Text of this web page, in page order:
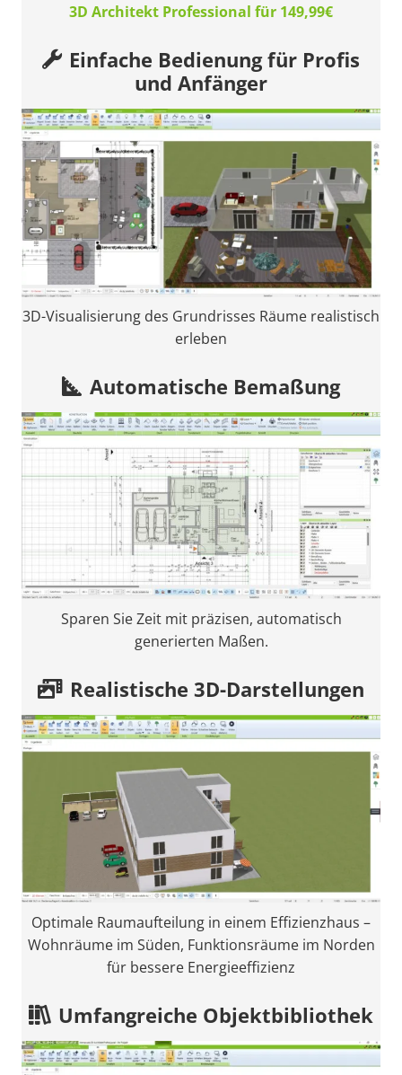
3D Architekt Professional für 149,99€
Einfache Bedienung für Profis
und Anfänger
3D-Visualisierung des Grundrisses Räume realistisch
erleben
Automatische Bemaßung
Sparen Sie Zeit mit präzisen, automatisch
generierten Maßen.
Realistische 3D-Darstellungen
Optimale Raumaufteilung in einem Effizienzhaus –
Wohnräume im Süden, Funktionsräume im Norden
für bessere Energieeffizienz
Umfangreiche Objektbibliothek